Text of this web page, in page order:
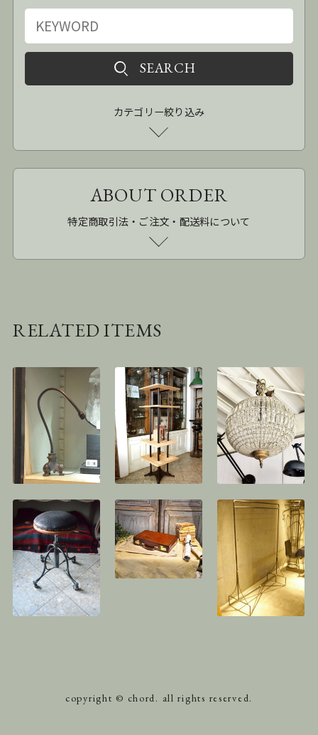
カテゴリー絞り込み
ABOUT ORDER
特定商取引法・ご注文・配送料について
RELATED ITEMS
copyright © chord. all rights reserved.